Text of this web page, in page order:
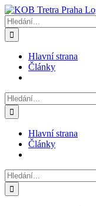
Přeskočit
na
obsah
Hledat:
Hlavní strana
Články
Hledat:
Hlavní strana
Články
Hledat: